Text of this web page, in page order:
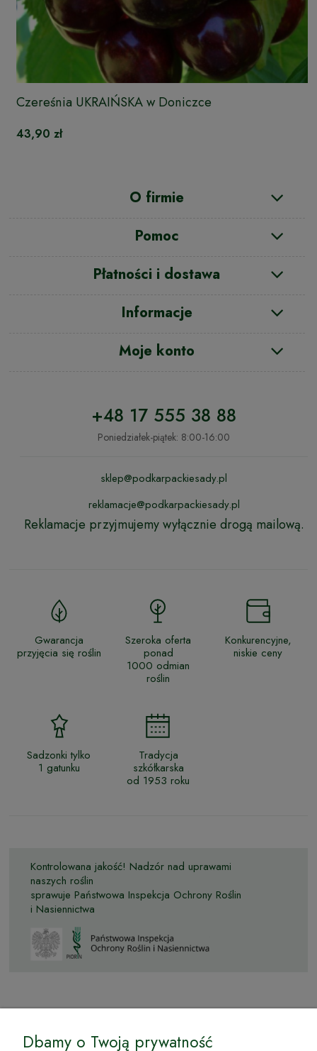
Czereśnia UKRAIŃSKA w Doniczce
43,90 zł
O firmie
Pomoc
Płatności i dostawa
Informacje
Moje konto
+48 17 555 38 88
Poniedziałek-piątek: 8:00-16:00
sklep@podkarpackiesady.pl
reklamacje@podkarpackiesady.pl
Reklamacje przyjmujemy wyłącznie drogą mailową.
Gwarancja
przyjęcia się roślin
Szeroka oferta
ponad
1000 odmian
roślin
Konkurencyjne,
niskie ceny
Sadzonki tylko
1 gatunku
Tradycja
szkółkarska
od 1953 roku
Kontrolowana jakość! Nadzór nad uprawami
naszych roślin
sprawuje Państwowa Inspekcja Ochrony Roślin
i Nasiennictwa
Dbamy o Twoją prywatność